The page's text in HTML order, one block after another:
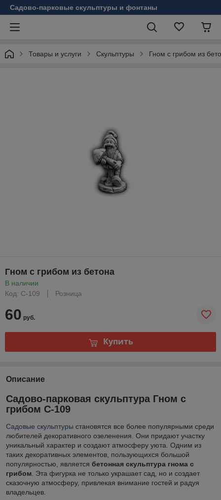
Садово-парковые скульптуры и фонтаны
Товары и услуги Скульптуры Гном с грибом из
Гном с грибом из бетона
В наличии
Код: С-109
Розница
60 руб.
Купить
Описание
Садово-парковая скульптура Гном с
грибом С-109
Садовые скульптуры становятся все более популярными среди
любителей декоративного озеленения. Они придают участку
уникальный характер и создают атмосферу уюта. Одним из
таких декоративных элементов, пользующихся большой
популярностью, является бетонная скульптура гнома с
грибом. Эта фигурка не только украшает сад, но и создает
сказочную атмосферу, привлекая внимание гостей и радуя
владельцев.